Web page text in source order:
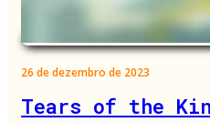
26 de dezembro de 2023
Tears of the